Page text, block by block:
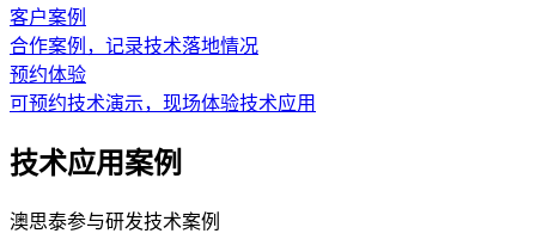
客户案例
合作案例，记录技术落地情况
预约体验
可预约技术演示，现场体验技术应用
技术应用案例
澳思泰参与研发技术案例